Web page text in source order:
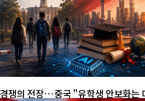
쟁의 전장…중국 "유학생 안보화는